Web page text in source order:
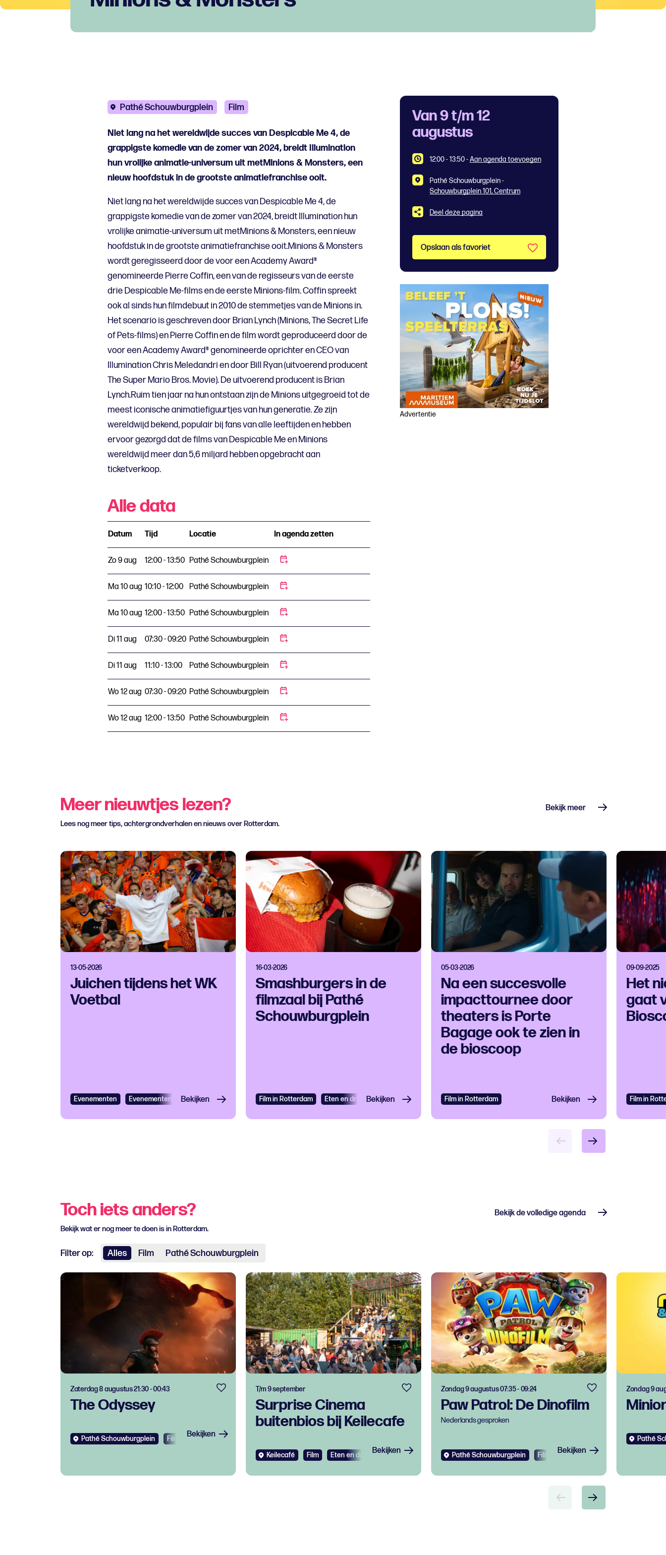
Pathé Schouwburgplein Film
Niet lang na het wereldwijde succes van Despicable Me 4, de
grappigste komedie van de zomer van 2024, breidt Illumination
hun vrolijke animatie-universum uit metMinions & Monsters, een
nieuw hoofdstuk in de grootste animatiefranchise ooit.
Niet lang na het wereldwijde succes van Despicable Me 4, de
grappigste komedie van de zomer van 2024, breidt Illumination hun
vrolijke animatie-universum uit metMinions & Monsters, een nieuw
hoofdstuk in de grootste animatiefranchise ooit.Minions & Monsters
wordt geregisseerd door de voor een Academy Award®
genomineerde Pierre Coffin, een van de regisseurs van de eerste
drie Despicable Me-films en de eerste Minions-film. Coffin spreekt
ook al sinds hun filmdebuut in 2010 de stemmetjes van de Minions in.
Het scenario is geschreven door Brian Lynch (Minions, The Secret Life
of Pets-films) en Pierre Coffin en de film wordt geproduceerd door de
voor een Academy Award® genomineerde oprichter en CEO van
Illumination Chris Meledandri en door Bill Ryan (uitvoerend producent
The Super Mario Bros. Movie). De uitvoerend producent is Brian
Lynch.Ruim tien jaar na hun ontstaan zijn de Minions uitgegroeid tot de
meest iconische animatiefiguurtjes van hun generatie. Ze zijn
wereldwijd bekend, populair bij fans van alle leeftijden en hebben
ervoor gezorgd dat de films van Despicable Me en Minions
wereldwijd meer dan 5,6 miljard hebben opgebracht aan
ticketverkoop.
Alle data
Datum Tijd Locatie In agenda zetten
Zo 9 aug 12:00 - 13:50 Pathé Schouwburgplein
Ma 10 aug 10:10 - 12:00 Pathé Schouwburgplein
Ma 10 aug 12:00 - 13:50 Pathé Schouwburgplein
Di 11 aug 07:30 - 09:20 Pathé Schouwburgplein
Di 11 aug 11:10 - 13:00 Pathé Schouwburgplein
Wo 12 aug 07:30 - 09:20 Pathé Schouwburgplein
Wo 12 aug 12:00 - 13:50 Pathé Schouwburgplein
Van 9 t/m 12
augustus
12:00 - 13:50-Aan agenda toevoegen
Pathé Schouwburgplein -
Schouwburgplein 101, Centrum
Deel deze pagina
Opslaan als favoriet
Advertentie
Meer nieuwtjes lezen?
Lees nog meer tips, achtergrondverhalen en nieuws over Rotterdam.
Bekijk meer
13-05-2026
Juichen tijdens het WK
Voetbal
Evenementen Evenementen Sport
Bekijken
16-03-2026
Smashburgers in de
filmzaal bij Pathé
Schouwburgplein
Film in Rotterdam Eten en drinkenBekijken
05-03-2026
Na een succesvolle
impacttournee door
theaters is Porte
Bagage ook te zien in
de bioscoop
Film in Rotterdam Bekijken
09-09-2025
Het
gaat
Film in
Toch iets anders?
Bekijk wat er nog meer te doen is in Rotterdam.
Filter op: Alles Film Pathé Schouwburgplein
Bekijk de volledige agenda
The Odyssey
Zaterdag 8 augustus 21:30 - 00:43
Pathé Schouwburgplein Film Bekijken
Surprise Cinema
buitenbios bij Keilecafe
T/m 9 september
Keilecafé Film Eten en drinkenBekijken
Paw Patrol: De Dinofilm
Nederlands gesproken
Zondag 9 augustus 07:35 - 09:24
Pathé Schouwburgplein Film Bekijken
Zondag 9
Pathé